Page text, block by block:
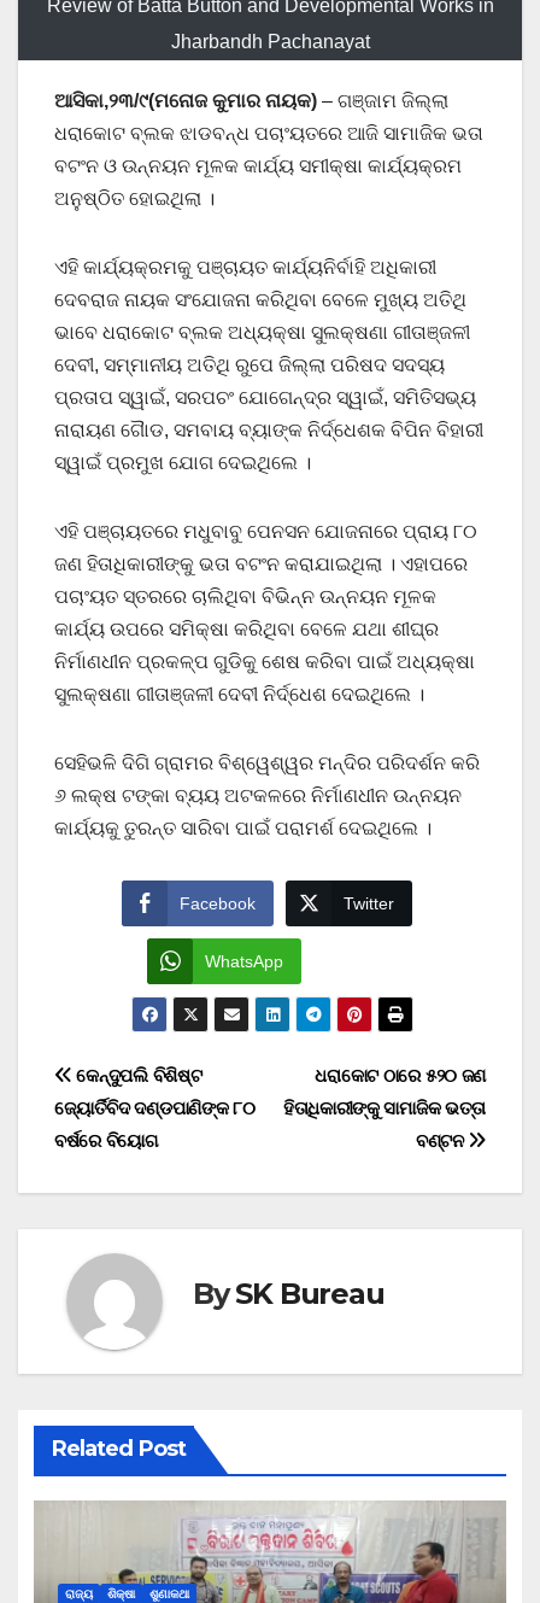
Review of Batta Button and Developmental Works in
Jharbandh Pachanayat
ଆସିକା,୨୩/୯(ମନୋଜ କୁମାର ନାୟକ) – ଗଞ୍ଜାମ ଜିଲ୍ଲା
ଧରାକୋଟ ବ୍ଲକ ଝାଡବନ୍ଧ ପଚାଂୟତରେ ଆଜି ସାମାଜିକ ଭତା
ବଟଂନ ଓ ଉନ୍ନୟନ ମୂଳକ କାର୍ଯ୍ୟ ସମୀକ୍ଷା କାର୍ଯ୍ୟକ୍ରମ
ଅନୁଷ୍ଠିତ ହୋଇଥିଲା ।
ଏହି କାର୍ଯ୍ୟକ୍ରମକୁ ପଞ୍ଚାୟତ କାର୍ଯ୍ୟନିର୍ବାହି ଅଧିକାରୀ
ଦେବରାଜ ନାୟକ ସଂଯୋଜନା କରିଥିବା ବେଳେ ମୁଖ୍ୟ ଅତିଥି
ଭାବେ ଧରାକୋଟ ବ୍ଲକ ଅଧ୍ୟକ୍ଷା ସୁଲକ୍ଷଣା ଗୀତାଞ୍ଜଳୀ
ଦେବୀ, ସମ୍ମାନୀୟ ଅତିଥି ରୁପେ ଜିଲ୍ଲା ପରିଷଦ ସଦସ୍ୟ
ପ୍ରତାପ ସ୍ୱାଇଁ, ସରପଚଂ ଯୋଗେନ୍ଦ୍ର ସ୍ୱାଇଁ, ସମିତିସଭ୍ୟ
ନାରାୟଣ ଗୈାଡ, ସମବାୟ ବ୍ୟାଙ୍କ ନିର୍ଦ୍ଧେଶକ ବିପିନ ବିହାରୀ
ସ୍ୱାଇଁ ପ୍ରମୁଖ ଯୋଗ ଦେଇଥିଲେ ।
ଏହି ପଞ୍ଚାୟତରେ ମଧୁବାବୁ ପେନସନ ଯୋଜନାରେ ପ୍ରାୟ ୮୦
ଜଣ ହିତାଧିକାରୀଙ୍କୁ ଭତା ବଟଂନ କରାଯାଇଥିଲା । ଏହାପରେ
ପଚାଂୟତ ସ୍ତରରେ ଚାଲିଥିବା ବିଭିନ୍ନ ଉନ୍ନୟନ ମୂଳକ
କାର୍ଯ୍ୟ ଉପରେ ସମିକ୍ଷା କରିଥିବା ବେଳେ ଯଥା ଶୀଘ୍ର
ନିର୍ମାଣଧୀନ ପ୍ରକଳ୍ପ ଗୁଡିକୁ ଶେଷ କରିବା ପାଇଁ ଅଧ୍ୟକ୍ଷା
ସୁଲକ୍ଷଣା ଗୀତାଞ୍ଜଳୀ ଦେବୀ ନିର୍ଦ୍ଧେଶ ଦେଇଥିଲେ ।
ସେହିଭଳି ଦିଗି ଗ୍ରାମର ବିଶ୍ୱେଶ୍ୱର ମନ୍ଦିର ପରିଦର୍ଶନ କରି
୬ ଲକ୍ଷ ଟଙ୍କା ବ୍ୟୟ ଅଟକଳରେ ନିର୍ମାଣଧୀନ ଉନ୍ନୟନ
କାର୍ଯ୍ୟକୁ ତୁରନ୍ତ ସାରିବା ପାଇଁ ପରାମର୍ଶ ଦେଇଥିଲେ ।
Facebook Twitter
WhatsApp
Post
navigation
ଧରାକୋଟ ଠାରେ ୫୨୦ ଜଣ
ହିତାଧିକାରୀଙ୍କୁ ସାମାଜିକ ଭତ୍ତା
ବଣ୍ଟନ
କେନ୍ଦୁପଲି ବିଶିଷ୍ଟ
ଜ୍ୟୋର୍ତିବିଦ ଦଣ୍ଡପାଣିଙ୍କ ୮୦
ବର୍ଷରେ ବିୟୋଗ
BySK Bureau
Related Post
ରାଜ୍ୟ ଶିକ୍ଷା ଶୁଣାକଥା